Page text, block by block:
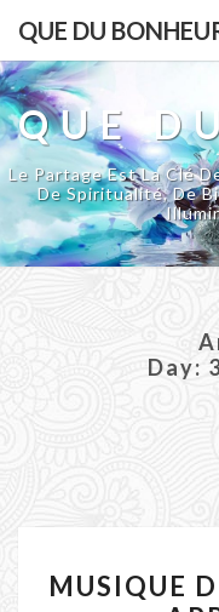
QUE DU
QUE
Le Partage Est La Clé
De Spiritualité, De
Day:
MUSIQUE